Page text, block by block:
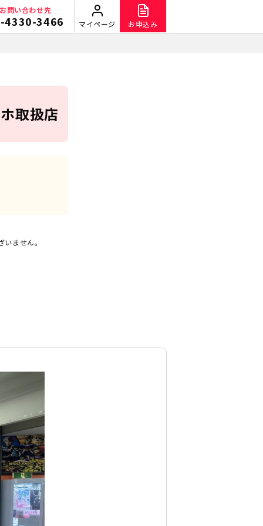
問い合わせ先
4330-3466 マイページ お申込み
取扱店
ません。